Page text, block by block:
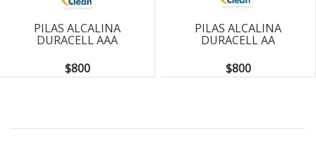
PILAS ALCALINA
DURACELL AAA
$800
PILAS ALCALINA
DURACELL AA
$800